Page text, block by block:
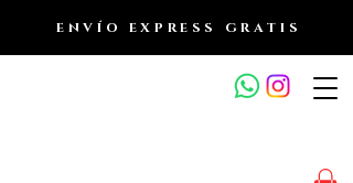
OUTLET DE FRAGANCIAS
ENVÍO EXPRESS GRATIS